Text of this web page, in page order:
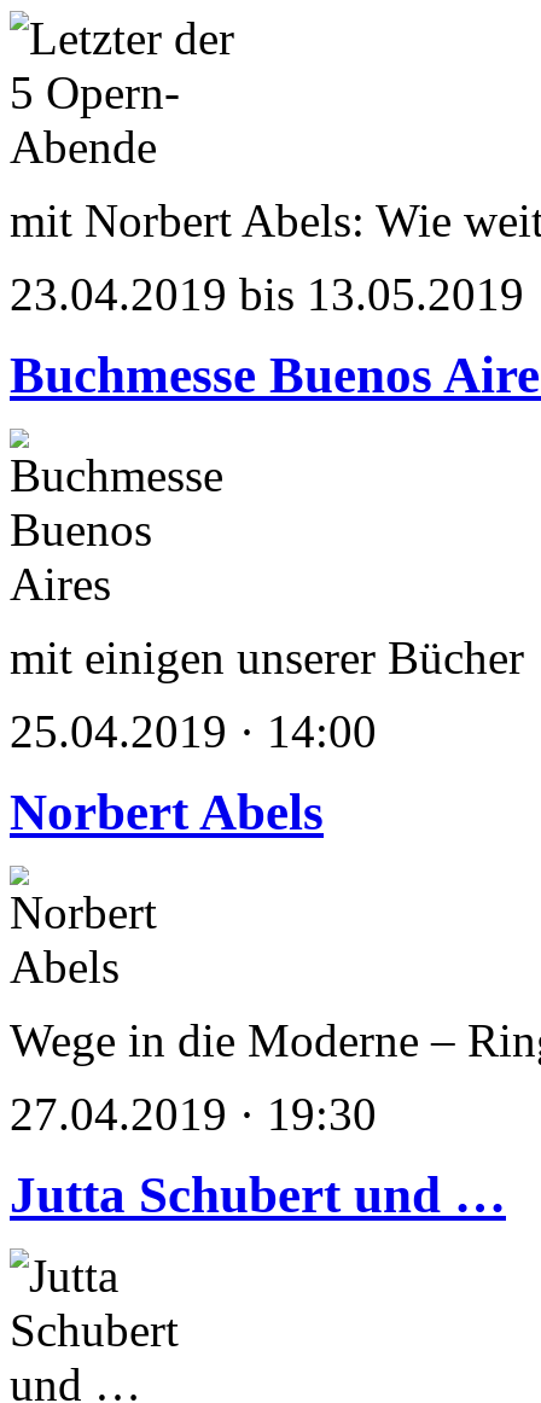
mit Norbert Abels: Wie
23.04.2019 bis 13.05.2019
Buchmesse Buenos
mit einigen unserer Bücher
25.04.2019 · 14:00
Norbert Abels
Wege in die Moderne –
27.04.2019 · 19:30
Jutta Schubert und …